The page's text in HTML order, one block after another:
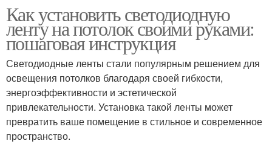
Как установить светодиодную
ленту на потолок своими руками:
пошаговая инструкция
Светодиодные ленты стали популярным решением для
освещения потолков благодаря своей гибкости,
энергоэффективности и эстетической
привлекательности. Установка такой ленты может
превратить ваше помещение в стильное и современное
пространство.